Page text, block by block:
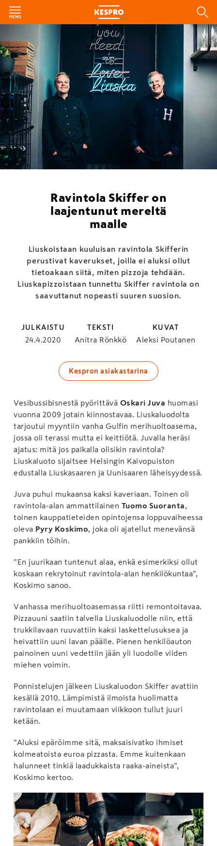
Ravintola Skiffer on
laajentunut mereltä
maalle
Liuskoistaan kuuluisan ravintola Skifferin
perustivat kaverukset, joilla ei aluksi ollut
tietoakaan siitä, miten pizzoja tehdään.
Liuskapizzoistaan tunnettu Skiffer ravintola on
saavuttanut nopeasti suuren suosion.
JULKAISTU
24.4.2020
TEKSTI
Anitra Rönkkö
KUVAT
Aleksi Poutanen
Kespron asiakastarina
Vesibussibisnestä pyörittävä Oskari Juva huomasi
vuonna 2009 jotain kiinnostavaa. Liuskaluodolta
tarjoutui myyntiin vanha Gulfin merihuoltoasema,
jossa oli terassi mutta ei keittiötä. Juvalla heräsi
ajatus: mitä jos paikalla olisikin ravintola?
Liuskaluoto sijaitsee Helsingin Kaivopuiston
edustalla Liuskasaaren ja Uunisaaren läheisyydessä.
Juva puhui mukaansa kaksi kaveriaan. Toinen oli
ravintola-alan ammattilainen Tuomo Suoranta
toinen kauppatieteiden opintojensa loppuvaiheessa
oleva Pyry Koskimo , joka oli ajatellut menevänsä
pankkiin töihin.
”En juurikaan tuntenut alaa, enkä esimerkiksi ollut
koskaan rekrytoinut ravintola-alan henkilökuntaa”,
Koskimo sanoo.
Vanhassa merihuoltoasemassa riitti remontoitavaa.
Pizzauuni saatiin talvella Liuskaluodolle niin, että
trukkilavaan ruuvattiin kaksi laskettelusuksea ja
heivattiin uuni lavan päälle. Pienen henkilöauton
painoinen uuni vedettiin jään yli luodolle viiden
miehen voimin.
Ponnistelujen jälkeen Liuskaluodon Skiffer avattiin
kesällä 2010. Lämpimistä ilmoista huolimatta
ravintolaan ei muutamaan viikkoon tullut juuri
ketään.
”Aluksi epäröimme sitä, maksaisivatko ihmiset
kolmeatoista euroa pizzasta. Emme kuitenkaan
halunneet tinkiä laadukkaista raaka-aineista”,
Koskimo kertoo.